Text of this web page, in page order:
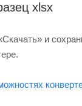
xlsx
и